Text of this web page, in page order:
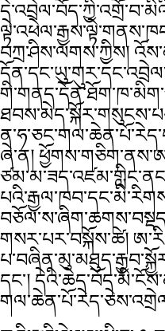
བཀྲ་ཤིས་ལགས་ཀྱིས།
ཞེ་ན།
གསར་པར་བསྐོས་ཚེ།
དང་།